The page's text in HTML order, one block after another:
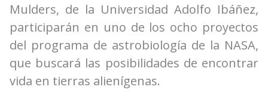
Mulders, de la Universidad Adolfo Ibáñez,
participarán en uno de los ocho proyectos
del programa de astrobiología de la NASA,
que buscará las posibilidades de encontrar
vida en tierras alienígenas.